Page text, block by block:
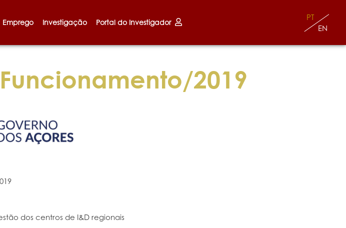
Emprego Investigação Portal do Investigador
EN
PT
2019
dos centros de I&D regionais